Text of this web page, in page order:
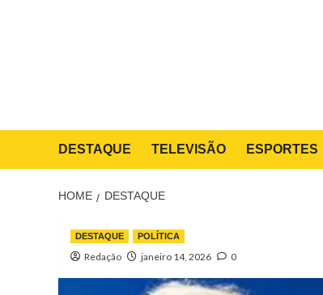
DESTAQUE TELEVISÃO ESPORTES
HOME DESTAQUE
DESTAQUE POLÍTICA
Redação janeiro 14, 2026 0